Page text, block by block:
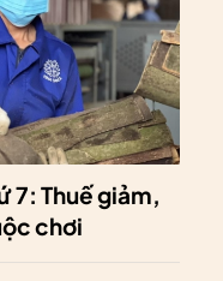
7: Thuế giảm,
chơi